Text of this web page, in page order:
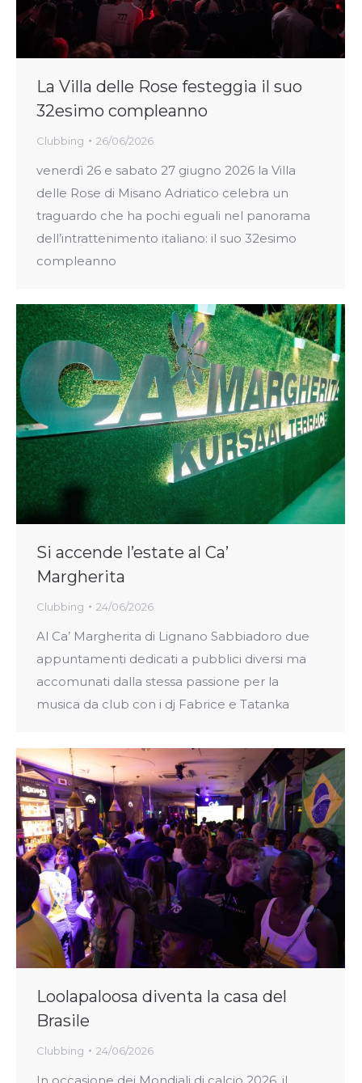
La Villa delle Rose festeggia il suo
32esimo compleanno
Clubbing 26/06/2026
venerdì 26 e sabato 27 giugno 2026 la Villa
delle Rose di Misano Adriatico celebra un
traguardo che ha pochi eguali nel panorama
dell’intrattenimento italiano: il suo 32esimo
compleanno
Si accende l’estate al Ca’
Margherita
Clubbing 24/06/2026
Al Ca’ Margherita di Lignano Sabbiadoro due
appuntamenti dedicati a pubblici diversi ma
accomunati dalla stessa passione per la
musica da club con i dj Fabrice e Tatanka
Loolapaloosa diventa la casa del
Brasile
Clubbing 24/06/2026
In occasione dei Mondiali di calcio 2026, il